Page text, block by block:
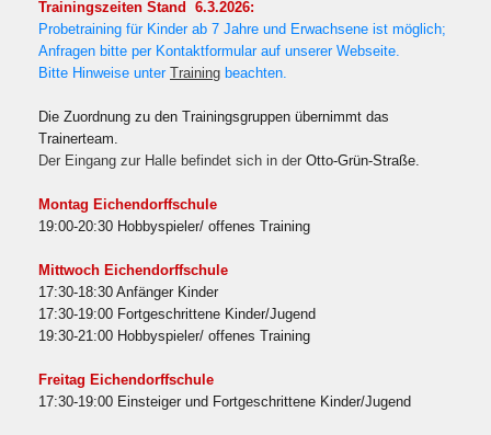
Trainingszeiten Stand 6.3.2026:
Probetraining für Kinder ab 7 Jahre und Erwachsene ist möglich;
Anfragen bitte per Kontaktformular auf unserer Webseite.
Bitte Hinweise unter
Training beachten.
Die Zuordnung zu den Trainingsgruppen übernimmt das
Trainerteam.
Der Eingang zur Halle befindet sich in der Otto-Grün-Straße.
Montag Eichendorffschule
19:00-20:30 Hobbyspieler/ offenes Training
Mittwoch Eichendorffschule
17:30-18:30 Anfänger Kinder
17:30-19:00 Fortgeschrittene Kinder/Jugend
19:30-21:00 Hobbyspieler/ offenes Training
Freitag Eichendorffschule
17:30-19:00 Einsteiger und Fortgeschrittene Kinder/Jugend